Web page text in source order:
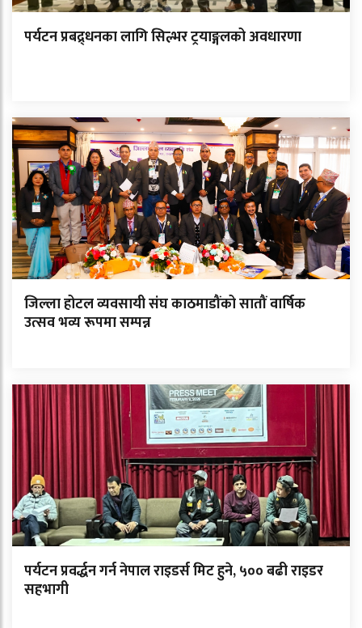
पर्यटन प्रबद्र्धनका लागि सिल्भर ट्रयाङ्गलको अवधारणा
जिल्ला होटल व्यवसायी संघ काठमाडौंको सातौं वार्षिक
उत्सव भव्य रूपमा सम्पन्न
पर्यटन प्रवर्द्धन गर्न नेपाल राइडर्स मिट हुने, ५०० बढी राइडर
सहभागी